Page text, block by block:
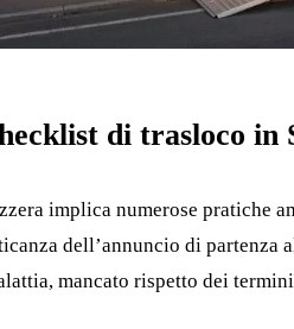
di trasloco in
implica numerose pratiche
dell’annuncio di partenza
mancato rispetto dei